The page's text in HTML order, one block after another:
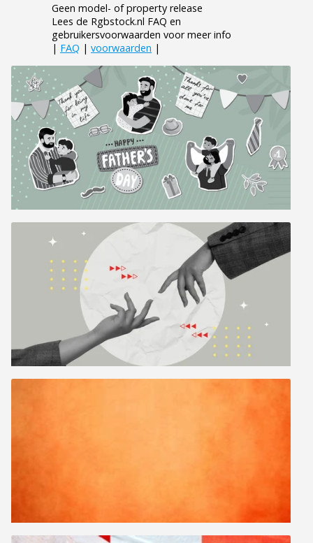
Geen model- of property release
Lees de Rgbstock.nl FAQ en
gebruikersvoorwaarden voor meer info
| FAQ | voorwaarden |